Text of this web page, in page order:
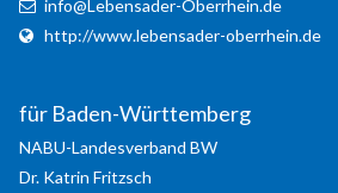
info@Lebensader-Oberrhein.de
http://www.lebensader-oberrhein.de
für Baden-Württemberg
NABU-Landesverband BW
Dr. Katrin Fritzsch